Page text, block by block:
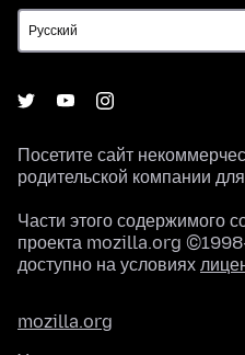
Посетите сайт
родительской компании для
Части этого содержимого
проекта mozilla.org
доступно на условиях
mozilla.org